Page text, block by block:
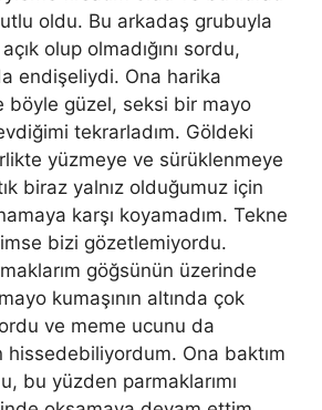
oldu. Bu arkadaş grubuyla
olup olmadığını sordu,
endişeliydi. Ona harika
böyle güzel, seksi bir mayo
tekrarladım. Göldeki
yüzmeye ve sürüklenmeye
biraz yalnız olduğumuz için
karşı koyamadım. Tekne
bizi gözetlemiyordu.
göğsünün üzerinde
kumaşının altında çok
ve meme ucunu da
hissedebiliyordum. Ona baktım
bu yüzden parmaklarımı